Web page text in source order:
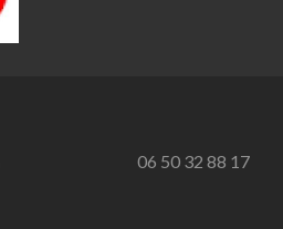
06 50 32 88 17